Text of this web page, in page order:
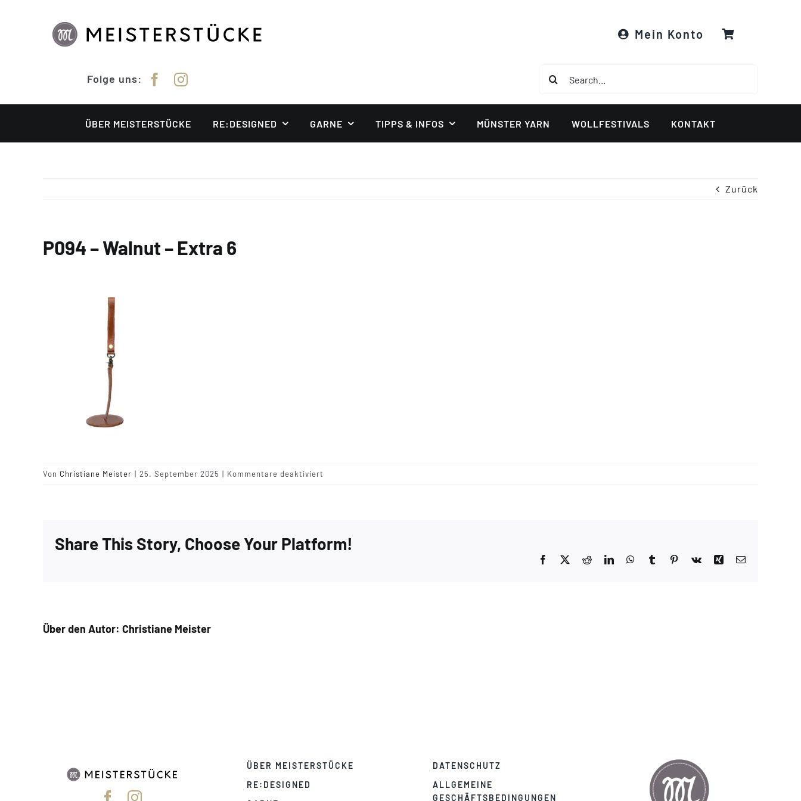
Mein Konto
Folge uns:
ÜBER MEISTERSTÜCKE RE:DESIGNED GARNE TIPPS & INFOS MÜNSTER YARN WOLLFESTIVALS KONTAKT
Zurück
P094 – Walnut – Extra 6
Von Christiane Meister | 25. September 2025 | Kommentare deaktiviert
Extra
Share This Story, Choose Your Platform!
Facebook Reddit LinkedInWhatsApp
TumblrPinterest
Vk Xing
Über den Autor: Christiane Meister
ÜBER MEISTERSTÜCKE
RE:DESIGNED
DATENSCHUTZ
ALLGEMEINE
GESCHÄFTSBEDINGUNGEN